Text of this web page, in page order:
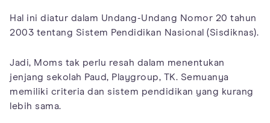
Hal ini diatur dalam Undang-Undang Nomor 20 tahun
2003 tentang Sistem Pendidikan Nasional (Sisdiknas).
Jadi, Moms tak perlu resah dalam menentukan
jenjang sekolah Paud, Playgroup, TK. Semuanya
memiliki criteria dan sistem pendidikan yang kurang
lebih sama.